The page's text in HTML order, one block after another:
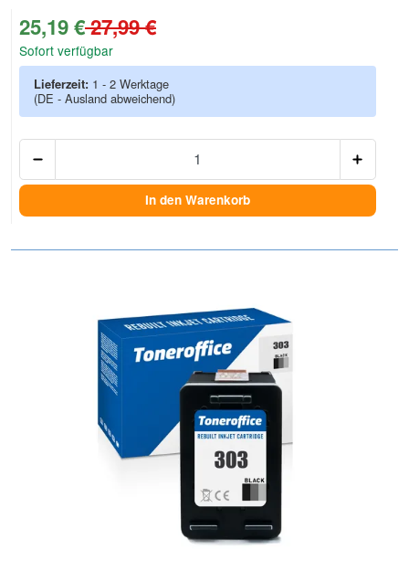
25,19 €27,99 €
Sofort verfügbar
Lieferzeit: 1 - 2 Werktage
(DE - Ausland abweichend)
In den Warenkorb